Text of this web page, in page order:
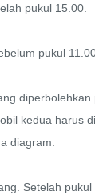
pukul 15.00.
pukul
kedua harus
diagram.
Setelah